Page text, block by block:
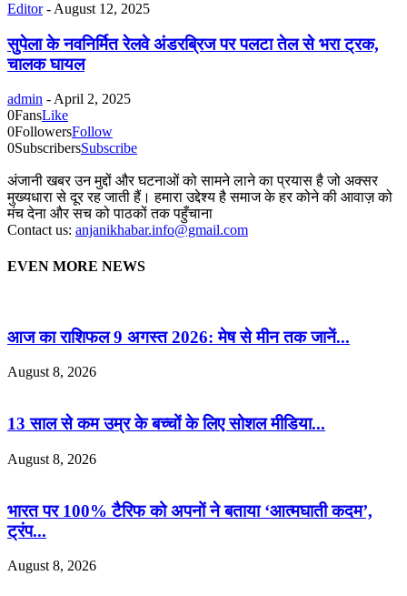
Editor - August 12, 2025
सुपेला के नवनिर्मित रेलवे अंडरब्रिज पर पलटा तेल से भरा ट्रक,
चालक घायल
admin -April 2, 2025
0FansLike
0FollowersFollow
0SubscribersSubscribe
अंजानी खबर उन मुद्दों और घटनाओं को सामने लाने का प्रयास है जो अक्सर
मुख्यधारा से दूर रह जाती हैं। हमारा उद्देश्य है समाज के हर कोने की आवाज़ को
मंच देना और सच को पाठकों तक पहुँचाना
Contact us: anjanikhabar.info@gmail.com
EVEN MORE NEWS
आज का राशिफल 9 अगस्त 2026: मेष से मीन तक जानें...
August 8, 2026
13 साल से कम उम्र के बच्चों के लिए सोशल मीडिया...
August 8, 2026
भारत पर 100% टैरिफ को अपनों ने बताया ‘आत्मघाती कदम’,
ट्रंप...
August 8, 2026